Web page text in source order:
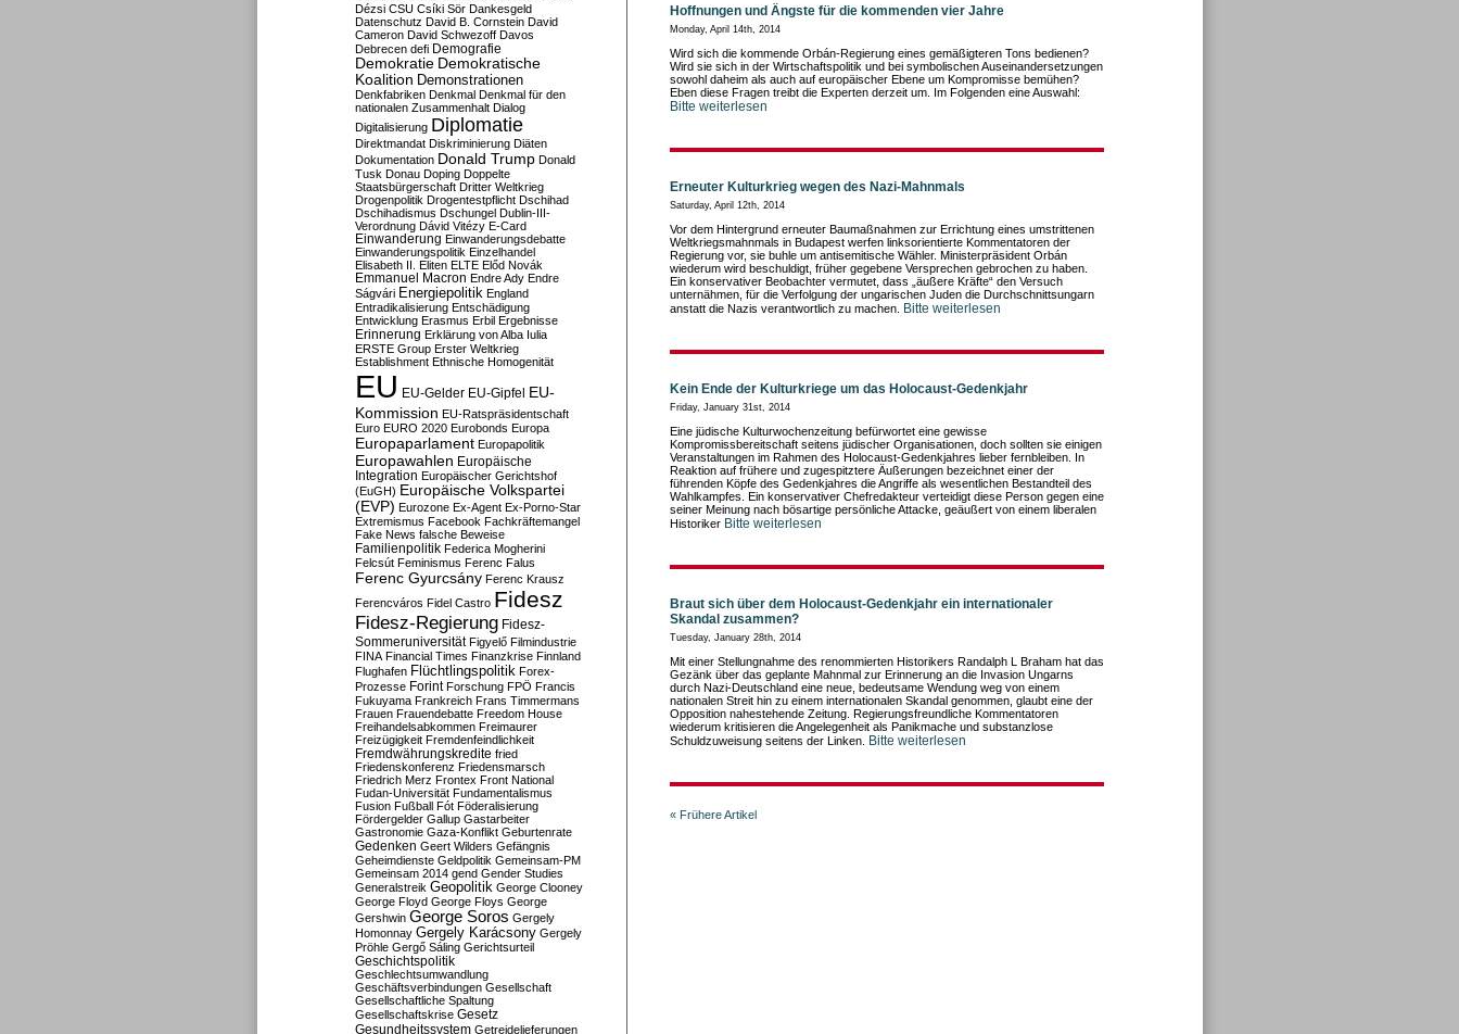
Hoffnungen und Ängste für die kommenden vier Jahre
Monday, April 14th, 2014
Wird sich die kommende Orbán-Regierung eines gemäßigteren Tons bedienen?
Wird sie sich in der Wirtschaftspolitik und bei symbolischen Auseinandersetzungen
sowohl daheim als auch auf europäischer Ebene um Kompromisse bemühen?
Eben diese Fragen treibt die Experten derzeit um. Im Folgenden eine Auswahl:
Bitte weiterlesen
Erneuter Kulturkrieg wegen des Nazi-Mahnmals
Saturday, April 12th, 2014
Vor dem Hintergrund erneuter Baumaßnahmen zur Errichtung eines umstrittenen
Weltkriegsmahnmals in Budapest werfen linksorientierte Kommentatoren der
Regierung vor, sie buhle um antisemitische Wähler. Ministerpräsident Orbán
wiederum wird beschuldigt, früher gegebene Versprechen gebrochen zu haben.
Ein konservativer Beobachter vermutet, dass „äußere Kräfte“ den Versuch
unternähmen, für die Verfolgung der ungarischen Juden die Durchschnittsungarn
anstatt die Nazis verantwortlich zu machen.
Bitte weiterlesen
Kein Ende der Kulturkriege um das Holocaust-Gedenkjahr
Friday, January 31st, 2014
Eine jüdische Kulturwochenzeitung befürwortet eine gewisse
Kompromissbereitschaft seitens jüdischer Organisationen, doch sollten sie einigen
Veranstaltungen im Rahmen des Holocaust-Gedenkjahres lieber fernbleiben. In
Reaktion auf frühere und zugespitztere Äußerungen bezeichnet einer der
führenden Köpfe des Gedenkjahres die Angriffe als wesentlichen Bestandteil des
Wahlkampfes. Ein konservativer Chefredakteur verteidigt diese Person gegen eine
seiner Meinung nach bösartige persönliche Attacke, geäußert von einem liberalen
Historiker Bitte weiterlesen
Braut sich über dem Holocaust-Gedenkjahr ein internationaler
Skandal zusammen?
Tuesday, January 28th, 2014
Mit einer Stellungnahme des renommierten Historikers Randalph L Braham hat das
Gezänk über das geplante Mahnmal zur Erinnerung an die Invasion Ungarns
durch Nazi-Deutschland eine neue, bedeutsame Wendung weg von einem
nationalen Streit hin zu einem internationalen Skandal genommen, glaubt eine der
Opposition nahestehende Zeitung. Regierungsfreundliche Kommentatoren
wiederum kritisieren die Angelegenheit als Panikmache und substanzlose
Schuldzuweisung seitens der Linken.
Bitte weiterlesen
« Frühere Artikel
Dézsi CSU Csíki Sör Dankesgeld
Datenschutz David B. Cornstein David
Cameron David Schwezoff Davos
Debrecen defi Demografie
Demokratie Demokratische
Koalition Demonstrationen
Denkfabriken Denkmal Denkmal für den
nationalen Zusammenhalt Dialog
Digitalisierung Diplomatie
Direktmandat Diskriminierung Diäten
Dokumentation Donald Trump Donald
Tusk Donau Doping Doppelte
Staatsbürgerschaft Dritter Weltkrieg
Drogenpolitik Drogentestpflicht Dschihad
Dschihadismus Dschungel Dublin-III-
Verordnung Dávid Vitézy E-Card
Einwanderung Einwanderungsdebatte
Einwanderungspolitik Einzelhandel
Elisabeth II. Eliten ELTE Előd Novák
Emmanuel Macron Endre Ady Endre
Ságvári Energiepolitik England
Entradikalisierung Entschädigung
Entwicklung Erasmus Erbil Ergebnisse
Erinnerung Erklärung von Alba Iulia
ERSTE Group Erster Weltkrieg
Establishment Ethnische Homogenität
EU EU-Gelder EU-Gipfel EU-
Kommission EU-Ratspräsidentschaft
Euro EURO 2020 Eurobonds Europa
Europaparlament Europapolitik
Europawahlen Europäische
Integration Europäischer Gerichtshof
(EuGH) Europäische Volkspartei
(EVP) Eurozone Ex-Agent Ex-Porno-Star
Extremismus Facebook Fachkräftemangel
Fake News falsche Beweise
Familienpolitik Federica Mogherini
Felcsút Feminismus Ferenc Falus
Ferenc Gyurcsány Ferenc Krausz
Ferencváros Fidel Castro Fidesz
Fidesz-Regierung Fidesz-
Sommeruniversität Figyelő Filmindustrie
FINA Financial Times Finanzkrise Finnland
Flughafen Flüchtlingspolitik Forex-
Prozesse Forint Forschung FPÖ Francis
Fukuyama Frankreich Frans Timmermans
Frauen Frauendebatte Freedom House
Freihandelsabkommen Freimaurer
Freizügigkeit Fremdenfeindlichkeit
Fremdwährungskredite fried
Friedenskonferenz Friedensmarsch
Friedrich Merz Frontex Front National
Fudan-Universität Fundamentalismus
Fusion Fußball Fót Föderalisierung
Fördergelder Gallup Gastarbeiter
Gastronomie Gaza-Konflikt Geburtenrate
Gedenken Geert Wilders Gefängnis
Geheimdienste Geldpolitik Gemeinsam-PM
Gemeinsam 2014 gend Gender Studies
Generalstreik Geopolitik George Clooney
George Floyd George Floys George
Gershwin George Soros Gergely
Homonnay Gergely Karácsony Gergely
Pröhle Gergő Sáling Gerichtsurteil
Geschichtspolitik
Geschlechtsumwandlung
Geschäftsverbindungen Gesellschaft
Gesellschaftliche Spaltung
Gesellschaftskrise Gesetz
Gesundheitssystem Getreidelieferungen